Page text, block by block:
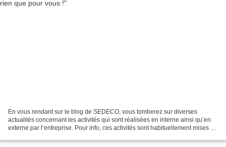
En vous rendant sur le blog de SEDECO, vous tomberez sur diverses
actualités concernant les activités qui sont réalisées en interne ainsi qu’en
externe par l’entreprise. Pour info, ces activités sont habituellement mises en